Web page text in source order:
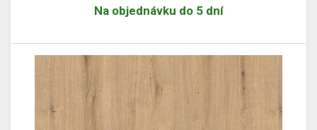
Na objednávku do 5 dní